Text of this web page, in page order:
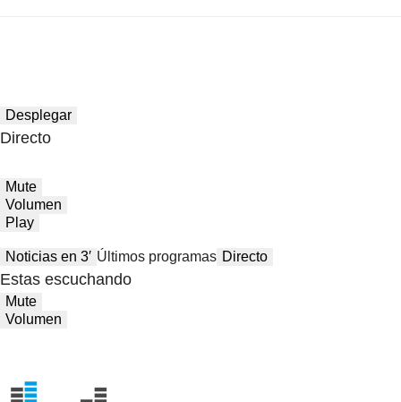
Desplegar
Directo
Mute
Volumen
Play
Noticias en 3′ Últimos programas Directo
Estas escuchando
Mute
Volumen